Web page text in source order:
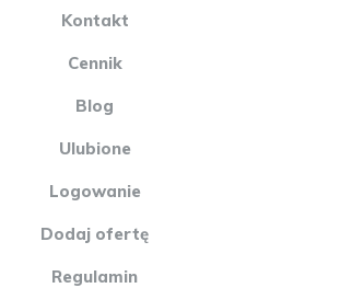
Kontakt
Cennik
Blog
Ulubione
Logowanie
Dodaj ofertę
Regulamin